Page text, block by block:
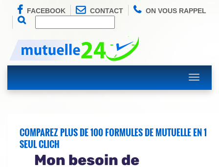
FACEBOOK CONTACT ON VOUS RAPPEL
Toggle
COMPAREZ PLUS DE 100 FORMULES DE MUTUELLE EN 1
SEUL CLICH